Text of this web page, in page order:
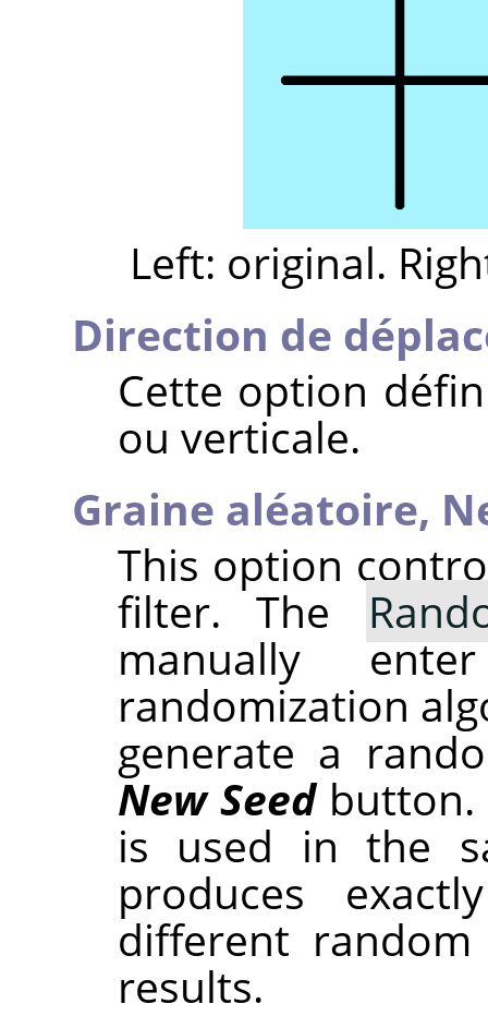
Left: original.
Direction de
Cette option
ou verticale.
Graine aléatoire,
This option
filter. The
manually
randomization
generate a
New Seedbutton.
is used in the
produces
different
results.